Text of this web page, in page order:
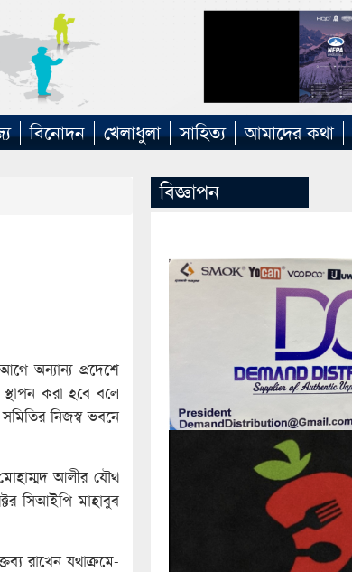
বিনোদন খেলাধুলা সাহিত্য আমাদের কথা
অন্যান্য প্রদেশে
করা হবে বলে
নিজস্ব ভবনে
আলীর যৌথ
সিআইপি মাহাবুব
রাখেন যথাক্রমে-
বিজ্ঞাপন